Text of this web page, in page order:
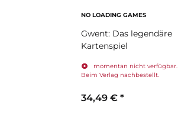
NO LOADING GAMES
Gwent: Das legendäre
Kartenspiel
momentan nicht verfügbar.
Beim Verlag nachbestellt.
34,49 € *